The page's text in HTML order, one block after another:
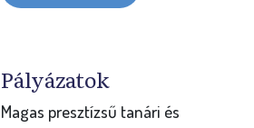
Pályázatok
Magas presztízsű tanári és